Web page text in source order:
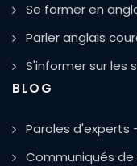
Se former en
Parler anglais
S'informer sur les
BLOG
Paroles d'experts
Communiqués de